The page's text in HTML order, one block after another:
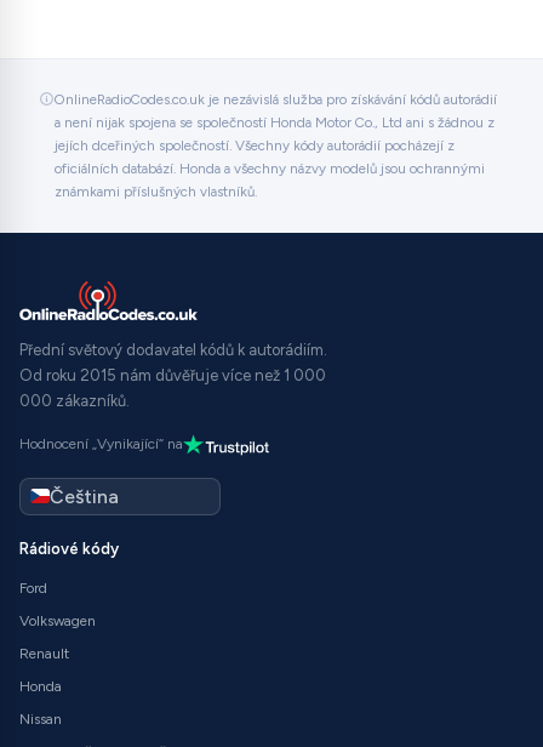
OnlineRadioCodes.co.uk je nezávislá služba pro získávání kódů autorádií
a není nijak spojena se společností Honda Motor Co., Ltd ani s žádnou z
jejích dceřiných společností. Všechny kódy autorádií pocházejí z
oficiálních databází. Honda a všechny názvy modelů jsou ochrannými
známkami příslušných vlastníků.
Přední světový dodavatel kódů k autorádiím.
Od roku 2015 nám důvěřuje více než 1 000
000 zákazníků.
Hodnocení „Vynikající“ na
Rádiové kódy
Ford
Volkswagen
Renault
Honda
Nissan